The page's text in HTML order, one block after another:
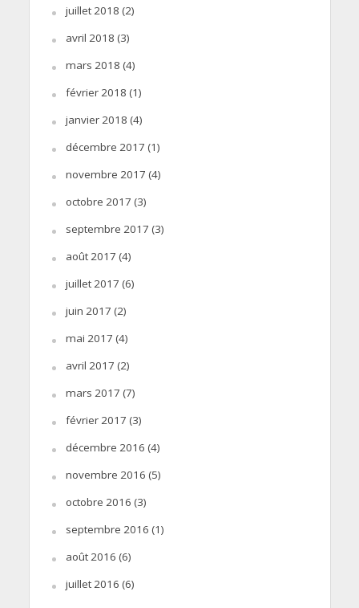
juillet 2018 (2)
avril 2018 (3)
mars 2018 (4)
février 2018 (1)
janvier 2018 (4)
décembre 2017 (1)
novembre 2017 (4)
octobre 2017 (3)
septembre 2017 (3)
août 2017 (4)
juillet 2017 (6)
juin 2017 (2)
mai 2017 (4)
avril 2017 (2)
mars 2017 (7)
février 2017 (3)
décembre 2016 (4)
novembre 2016 (5)
octobre 2016 (3)
septembre 2016 (1)
août 2016 (6)
juillet 2016 (6)